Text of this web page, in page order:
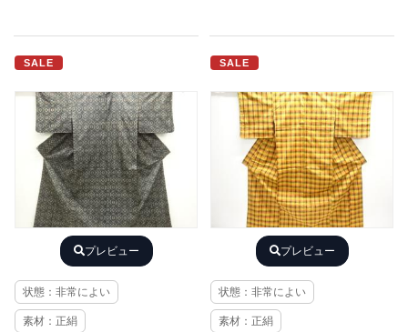
SALE
プレビュー
状態：非常によい
素材：正絹
SALE
プレビュー
状態：非常によい
素材：正絹